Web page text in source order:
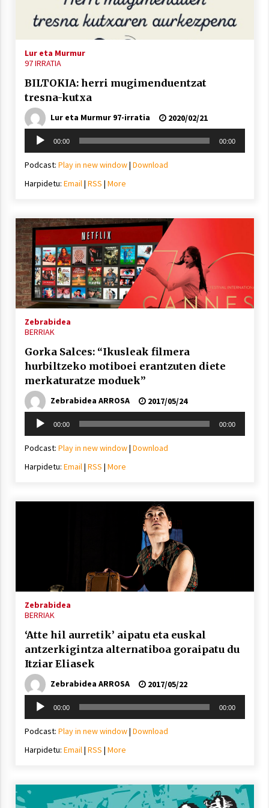
inguruko tailerraren audioa
2021/11/25
Mahai-ingurua: irratia, podcastak
eta ondoren zer?
2021/11/12
Arrosaren IX. Topaketak – Mila
esker guztioi!
2021/11/11
Arrosa sareko IX. topaketak!
2021/10/13
IX. topaketak
2021/10/04
Segura irratian Arrosaren 20 urteez
2021/07/22
2021/07/06
Hala Bedi irratiko Hizpidea saioan
EHZtik
Lur eta Murmur
97 IRRATIA
BILTOKIA: herri mugimenduentzat
tresna-kutxa
Lur eta Murmur 97-irratia
2020/02/21
Soinu
erreproduzigailua
00:00 00:00
Podcast: Play in new window| Download
Harpidetu: Email| RSS | More
Zebrabidea
BERRIAK
Gorka Salces: “Ikusleak filmera
hurbiltzeko motiboei erantzuten diete
merkaturatze moduek”
Zebrabidea ARROSA
2017/05/24
Soinu
erreproduzigailua
00:00 00:00
Podcast: Play in new window| Download
Harpidetu: Email| RSS | More
Zebrabidea
BERRIAK
‘Atte hil aurretik’ aipatu eta euskal
antzerkigintza alternatiboa goraipatu du
Itziar Eliasek
Zebrabidea ARROSA
2017/05/22
Soinu
erreproduzigailua
00:00 00:00
Podcast: Play in new window| Download
Harpidetu: Email| RSS | More